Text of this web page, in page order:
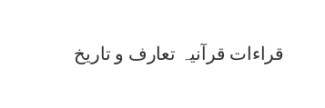
قراءات قرآنیہ تعارف و تاریخ